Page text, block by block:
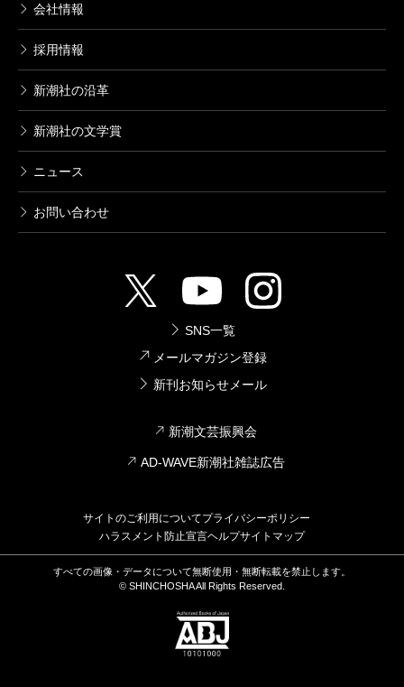
会社情報
採用情報
新潮社の沿革
新潮社の文学賞
ニュース
お問い合わせ
SNS一覧
メールマガジン登録
新刊お知らせメール
新潮文芸振興会
AD-WAVE新潮社雑誌広告
サイトのご利用についてプライバシーポリシー
ハラスメント防止宣言ヘルプサイトマップ
すべての画像・データについて無断使用・無断転載を禁止します。
© SHINCHOSHA All Rights Reserved.